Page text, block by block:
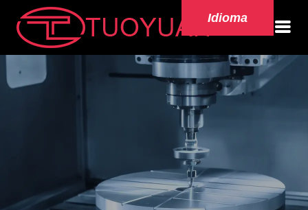
Idioma